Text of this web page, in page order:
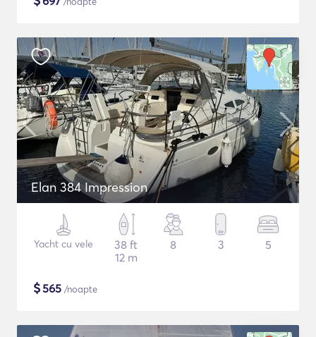
Elan 384 Impression
Yacht cu vele
38 ft
12 m
8 3 5
$565 /noapte